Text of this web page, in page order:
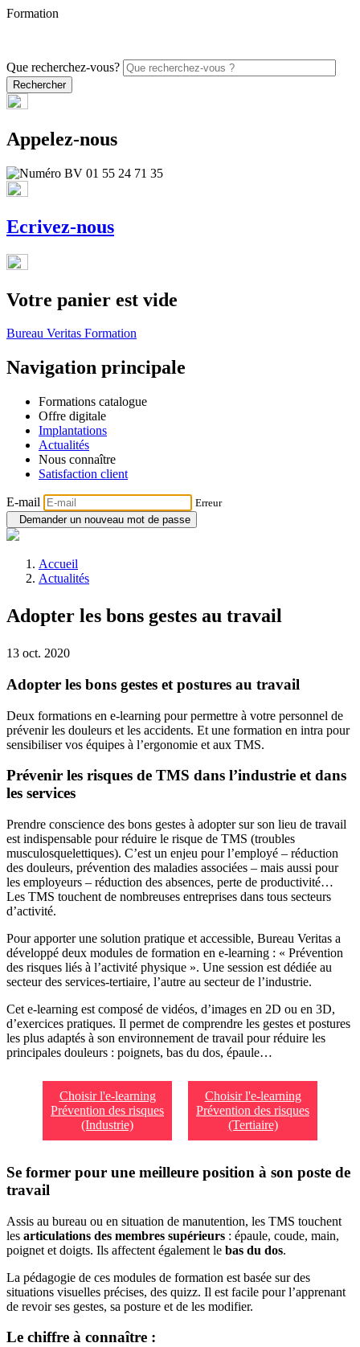
Formation
Que recherchez-vous?
Appelez-nous
Ecrivez-nous
Votre panier est vide
Bureau Veritas Formation
Navigation principale
Formations catalogue
Offre digitale
Implantations
Actualités
Nous connaître
Satisfaction client
E-mail
Erreur
Demander un nouveau mot de passe
Accueil
Actualités
Adopter les bons gestes au travail
13 oct. 2020
Adopter les bons gestes et postures au travail
Deux formations en e-learning pour permettre à votre personnel de
prévenir les douleurs et les accidents. Et une formation en intra pour
sensibiliser vos équipes à l’ergonomie et aux TMS.
Prévenir les risques de TMS dans l’industrie et dans
les services
Prendre conscience des bons gestes à adopter sur son lieu de travail
est indispensable pour réduire le risque de TMS (troubles
musculosquelettiques). C’est un enjeu pour l’employé – réduction
des douleurs, prévention des maladies associées – mais aussi pour
les employeurs – réduction des absences, perte de productivité…
Les TMS touchent de nombreuses entreprises dans tous secteurs
d’activité.
Pour apporter une solution pratique et accessible, Bureau Veritas a
développé deux modules de formation en e-learning : « Prévention
des risques liés à l’activité physique ». Une session est dédiée au
secteur des services-tertiaire, l’autre au secteur de l’industrie.
Cet e-learning est composé de vidéos, d’images en 2D ou en 3D,
d’exercices pratiques. Il permet de comprendre les gestes et postures
les plus adaptés à son environnement de travail pour réduire les
principales douleurs : poignets, bas du dos, épaule…
Choisir l'e-learning
Prévention des risques
(Industrie)
Choisir l'e-learning
Prévention des risques
(Tertiaire)
Se former pour une meilleure position à son poste de
travail
Assis au bureau ou en situation de manutention, les TMS touchent
les articulations des membres supérieurs : épaule, coude, main,
poignet et doigts. Ils affectent également le bas du dos.
La pédagogie de ces modules de formation est basée sur des
situations visuelles précises, des quizz. Il est facile pour l’apprenant
de revoir ses gestes, sa posture et de les modifier.
Le chiffre à connaître :